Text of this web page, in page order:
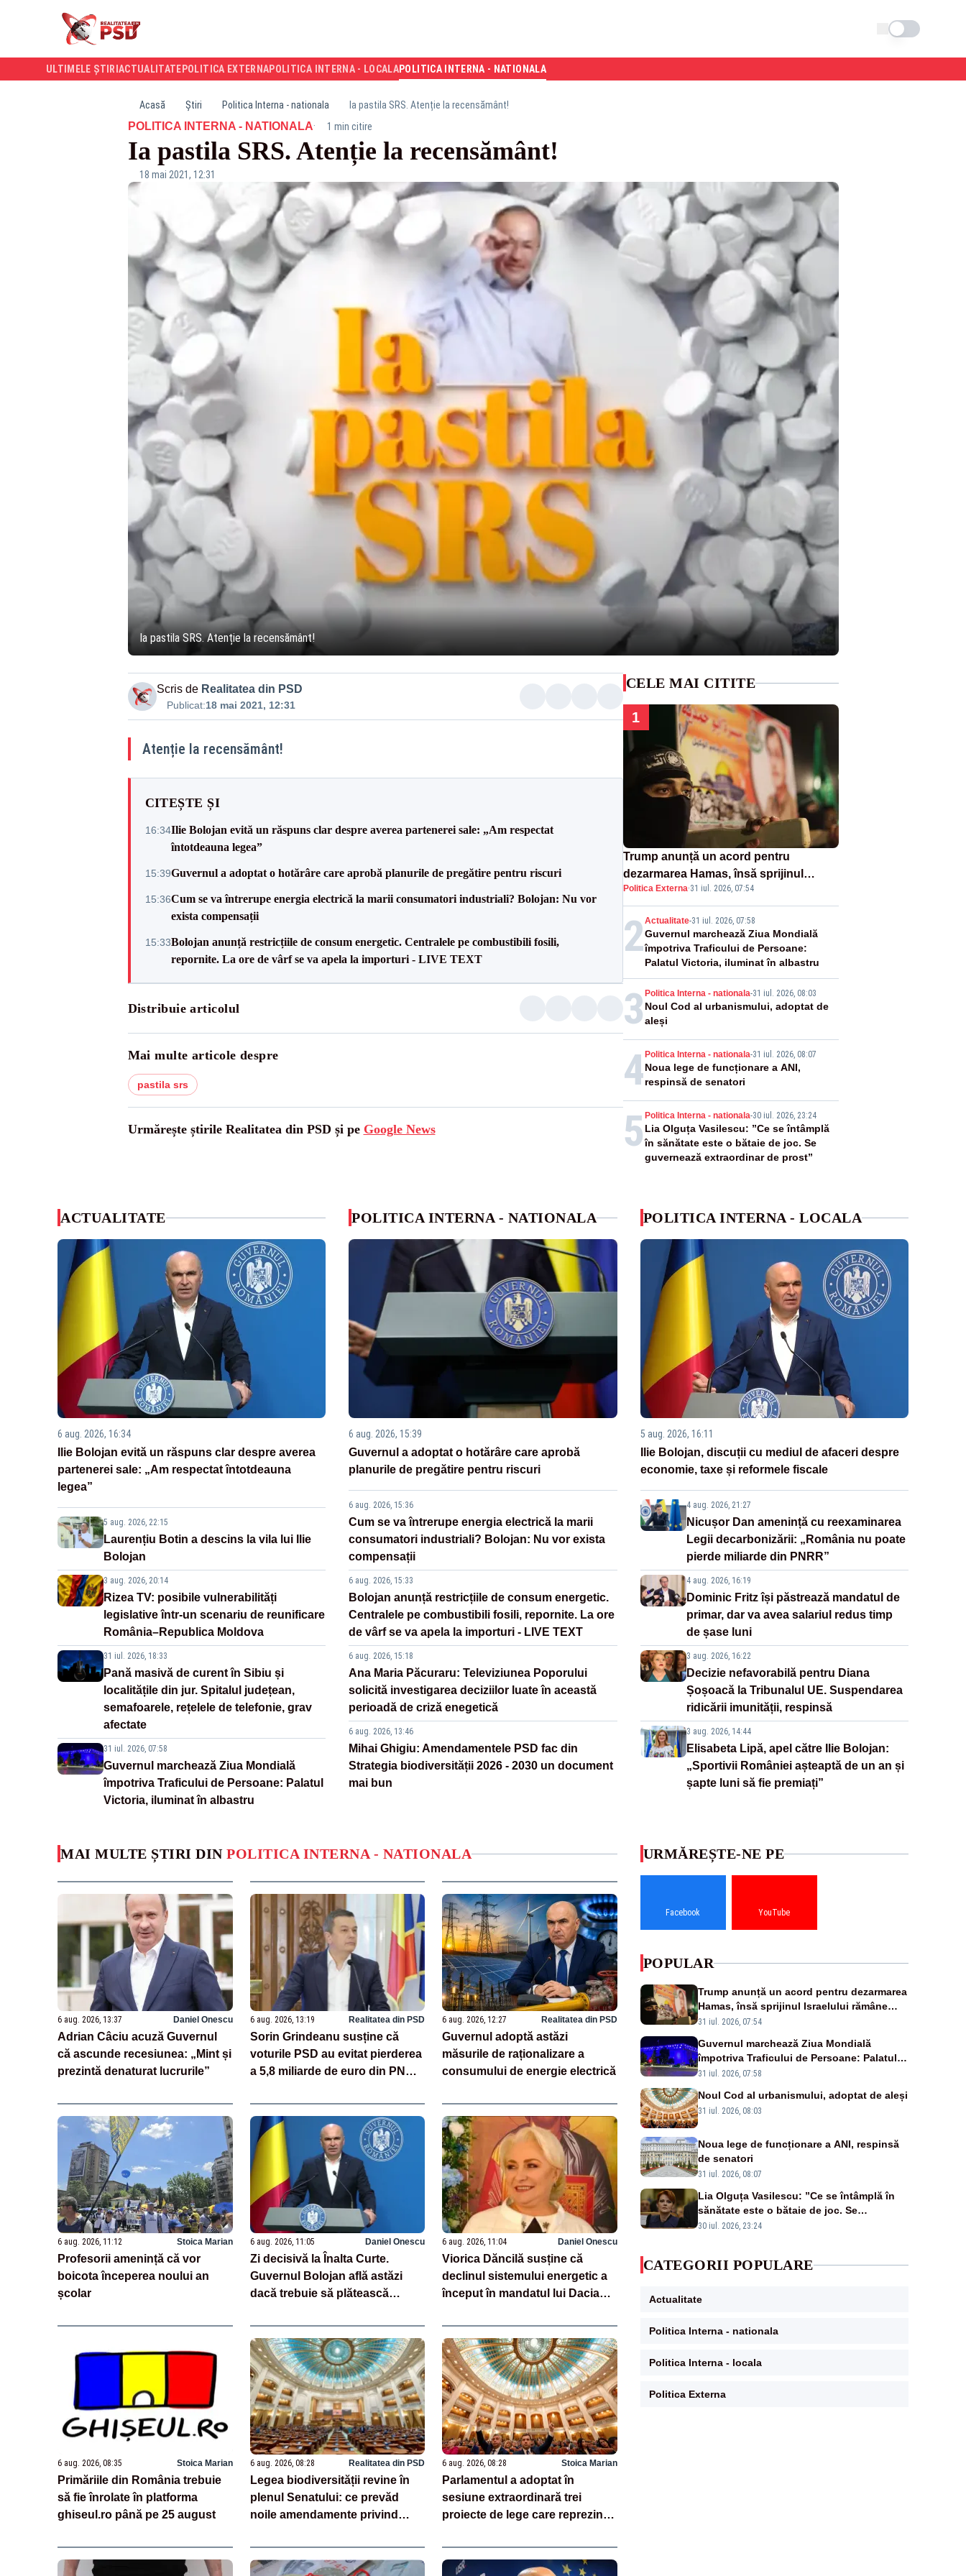
Schimba tema
ULTIMELE ȘTIRI ACTUALITATE POLITICA EXTERNAPOLITICA INTERNA - LOCALAPOLITICA INTERNA - NATIONALA
Acasă Știri Politica Interna - nationala Ia pastila SRS. Atenție la recensământ!
POLITICA INTERNA - NATIONALA· 1 min citire
Ia pastila SRS. Atenție la recensământ!
18 mai 2021, 12:31
Ia pastila SRS. Atenție la recensământ!
Scris de Realitatea din PSD
Publicat:18 mai 2021, 12:31
Atenție la recensământ!
CITEȘTE ȘI
16:34Ilie Bolojan evită un răspuns clar despre averea partenerei sale: „Am respectat
întotdeauna legea”
15:39Guvernul a adoptat o hotărâre care aprobă planurile de pregătire pentru riscuri
15:36Cum se va întrerupe energia electrică la marii consumatori industriali? Bolojan: Nu vor
exista compensații
15:33Bolojan anunță restricțiile de consum energetic. Centralele pe combustibili fosili,
repornite. La ore de vârf se va apela la importuri - LIVE TEXT
Distribuie articolul
Mai multe articole despre
pastila srs
Urmărește știrile Realitatea din PSD și pe Google News
CELE MAI CITITE
1
Trump anunță un acord pentru
dezarmarea Hamas, însă sprijinul
Israelului rămâne incert
Politica Externa·31 iul. 2026, 07:54
2Actualitate-31 iul. 2026, 07:58
Guvernul marchează Ziua Mondială
împotriva Traficului de Persoane:
Palatul Victoria, iluminat în albastru
3 Politica Interna - nationala-31 iul. 2026, 08:03
Noul Cod al urbanismului, adoptat de
aleși
4 Politica Interna - nationala-31 iul. 2026, 08:07
Noua lege de funcționare a ANI,
respinsă de senatori
5 Politica Interna - nationala-30 iul. 2026, 23:24
Lia Olguța Vasilescu: ”Ce se întâmplă
în sănătate este o bătaie de joc. Se
guvernează extraordinar de prost”
ACTUALITATE
6 aug. 2026, 16:34
Ilie Bolojan evită un răspuns clar despre averea
partenerei sale: „Am respectat întotdeauna
legea”
5 aug. 2026, 22:15
Laurențiu Botin a descins la vila lui Ilie
Bolojan
3 aug. 2026, 20:14
Rizea TV: posibile vulnerabilități
legislative într-un scenariu de reunificare
România–Republica Moldova
31 iul. 2026, 18:33
Pană masivă de curent în Sibiu și
localitățile din jur. Spitalul județean,
semafoarele, rețelele de telefonie, grav
afectate
31 iul. 2026, 07:58
Guvernul marchează Ziua Mondială
împotriva Traficului de Persoane: Palatul
Victoria, iluminat în albastru
POLITICA INTERNA - NATIONALA
6 aug. 2026, 15:39
Guvernul a adoptat o hotărâre care aprobă
planurile de pregătire pentru riscuri
6 aug. 2026, 15:36
Cum se va întrerupe energia electrică la marii
consumatori industriali? Bolojan: Nu vor exista
compensații
6 aug. 2026, 15:33
Bolojan anunță restricțiile de consum energetic.
Centralele pe combustibili fosili, repornite. La ore
de vârf se va apela la importuri - LIVE TEXT
6 aug. 2026, 15:18
Ana Maria Păcuraru: Televiziunea Poporului
solicită investigarea deciziilor luate în această
perioadă de criză enegetică
6 aug. 2026, 13:46
Mihai Ghigiu: Amendamentele PSD fac din
Strategia biodiversității 2026 - 2030 un document
mai bun
POLITICA INTERNA - LOCALA
5 aug. 2026, 16:11
Ilie Bolojan, discuții cu mediul de afaceri despre
economie, taxe și reformele fiscale
4 aug. 2026, 21:27
Nicușor Dan amenință cu reexaminarea
Legii decarbonizării: „România nu poate
pierde miliarde din PNRR”
4 aug. 2026, 16:19
Dominic Fritz își păstrează mandatul de
primar, dar va avea salariul redus timp
de șase luni
3 aug. 2026, 16:22
Decizie nefavorabilă pentru Diana
Șoșoacă la Tribunalul UE. Suspendarea
ridicării imunității, respinsă
3 aug. 2026, 14:44
Elisabeta Lipă, apel către Ilie Bolojan:
„Sportivii României așteaptă de un an și
șapte luni să fie premiați”
MAI MULTE ȘTIRI DIN POLITICA INTERNA - NATIONALA
6 aug. 2026, 13:37 Daniel Onescu
Adrian Câciu acuză Guvernul
că ascunde recesiunea: „Mint și
prezintă denaturat lucrurile”
6 aug. 2026, 13:19 Realitatea din PSD
Sorin Grindeanu susține că
voturile PSD au evitat pierderea
a 5,8 miliarde de euro din PNRR
miliarde prin SAFE
6 aug. 2026, 12:27 Realitatea din PSD
Guvernul adoptă astăzi
măsurile de raționalizare a
consumului de energie electrică
6 aug. 2026, 11:12 Stoica Marian
Profesorii amenință că vor
boicota începerea noului an
școlar
6 aug. 2026, 11:05 Daniel Onescu
Zi decisivă la Înalta Curte.
Guvernul Bolojan află astăzi
dacă trebuie să plătească
grefierilor
6 aug. 2026, 11:04 Daniel Onescu
Viorica Dăncilă susține că
declinul sistemului energetic a
început în mandatul lui Dacian
închiderii minelor Lonea și
Lupeni
6 aug. 2026, 08:35 Stoica Marian
Primăriile din România trebuie
să fie înrolate în platforma
ghiseul.ro până pe 25 august
6 aug. 2026, 08:28 Realitatea din PSD
Legea biodiversității revine în
plenul Senatului: ce prevăd
noile amendamente privind
proiectele strategice
6 aug. 2026, 08:28 Stoica Marian
Parlamentul a adoptat în
sesiune extraordinară trei
proiecte de lege care reprezintă
URMĂREȘTE-NE PE
Facebook YouTube
POPULAR
Trump anunță un acord pentru dezarmarea
Hamas, însă sprijinul Israelului rămâne
incert
31 iul. 2026, 07:54
Guvernul marchează Ziua Mondială
împotriva Traficului de Persoane: Palatul
Victoria, iluminat în albastru
31 iul. 2026, 07:58
Noul Cod al urbanismului, adoptat de aleși
31 iul. 2026, 08:03
Noua lege de funcționare a ANI, respinsă
de senatori
31 iul. 2026, 08:07
Lia Olguța Vasilescu: ”Ce se întâmplă în
sănătate este o bătaie de joc. Se
guvernează extraordinar de prost”
30 iul. 2026, 23:24
CATEGORII POPULARE
Actualitate
Politica Interna - nationala
Politica Interna - locala
Politica Externa